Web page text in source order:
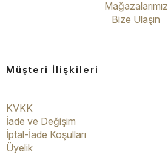
Mağazalarımız
Bize Ulaşın
Müşteri İlişkileri
KVKK
İade ve Değişim
İptal-İade Koşulları
Üyelik